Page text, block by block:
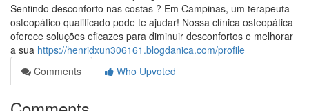
Sentindo desconforto nas costas ? Em Campinas, um terapeuta
osteopático qualificado pode te ajudar! Nossa clínica osteopática
oferece soluções eficazes para diminuir desconfortos e melhorar
a sua https://henridxun306161.blogdanica.com/profile
Comments
Who Upvoted